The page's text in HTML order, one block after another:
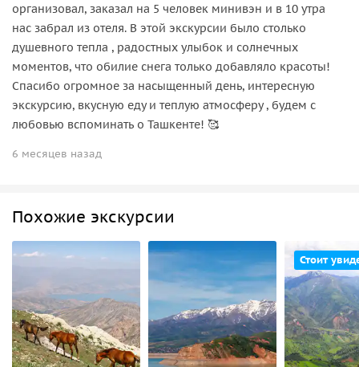
организовал, заказал на 5 человек минивэн и в 10 утра
нас забрал из отеля. В этой экскурсии было столько
душевного тепла , радостных улыбок и солнечных
моментов, что обилие снега только добавляло красоты!
Спасибо огромное за насыщенный день, интересную
экскурсию, вкусную еду и теплую атмосферу , будем с
любовью вспоминать о Ташкенте! 🥰
6 месяцев назад
Похожие экскурсии
Стоит